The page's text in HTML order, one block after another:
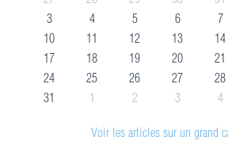
3
4 5 6 7
10
11 12 13 14
17
18 19 20 21
24
25 26 27 28
31
1 2 3 4
Voir les articles sur un grand